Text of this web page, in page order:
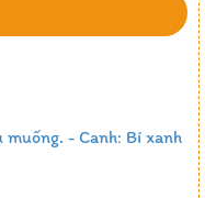
muống. - Canh: Bí xanh